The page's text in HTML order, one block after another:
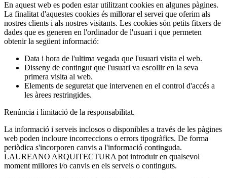
En aquest web es poden estar utilitzant cookies en algunes pàgines.
La finalitat d'aquestes cookies és millorar el servei que oferim als
nostres clients i als nostres visitants. Les cookies són petits fitxers de
dades que es generen en l'ordinador de l'usuari i que permeten
obtenir la següent informació:
Data i hora de l'ultima vegada que l'usuari visita el web.
Disseny de contingut que l'usuari va escollir en la seva
primera visita al web.
Elements de seguretat que intervenen en el control d'accés a
les àrees restringides.
Renúncia i limitació de la responsabilitat.
La informació i serveis inclosos o disponibles a través de les pàgines
web poden incloure incorreccions o errors tipogràfics. De forma
periòdica s'incorporen canvis a l'informació continguda.
LAUREANO ARQUITECTURA pot introduir en qualsevol
moment millores i/o canvis en els serveis o continguts.